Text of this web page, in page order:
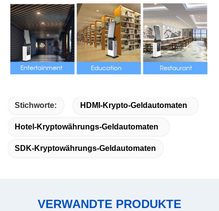
Stichworte: HDMI-Krypto-Geldautomaten
Hotel-Kryptowährungs-Geldautomaten
SDK-Kryptowährungs-Geldautomaten
VERWANDTE PRODUKTE